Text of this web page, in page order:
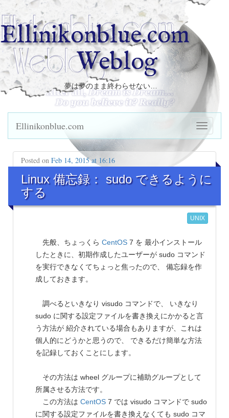
Ellinikonblue.com
Weblog
夢は夢のまま終わらせない…
Ellinikonblue.com
Posted on Feb 14, 2015 at 16:16
Linux 備忘録： sudo できるように
する
UNIX
先般、ちょっくら CentOS 7 を 最小インストール
したときに、初期作成したユーザーが sudo コマンド
を実行できなくてちょっと焦ったので、 備忘録を作
成しておきます。
調べるといきなり visudo コマンドで、 いきなり
sudo に関する設定ファイルを書き換えにかかると言
う方法が 紹介されている場合もありますが、これは
個人的にどうかと思うので、 できるだけ簡単な方法
を記録しておくことにします。
その方法は wheel グループに補助グループとして
所属させる方法です。
この方法は CentOS 7 では visudo コマンドで sudo
に関する設定ファイルを書き換えなくても sudo コマ